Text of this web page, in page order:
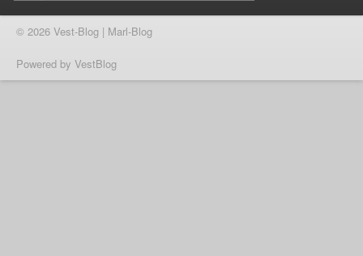
© 2026 Vest-Blog | Marl-Blog
Powered by VestBlog